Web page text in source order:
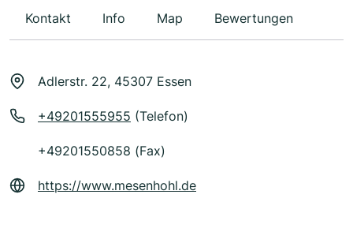
Kontakt Info Map Bewertungen
Adlerstr. 22, 45307 Essen
+49201555955 (Telefon)
+49201550858 (Fax)
https://www.mesenhohl.de